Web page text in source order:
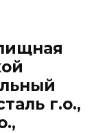
г.о.,